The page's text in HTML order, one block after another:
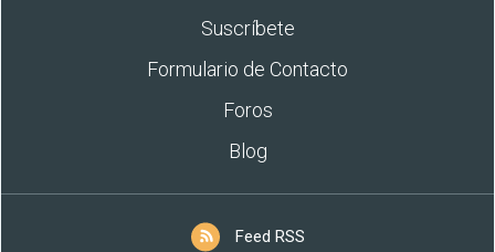
Suscríbete
Formulario de Contacto
Foros
Blog
Feed RSS